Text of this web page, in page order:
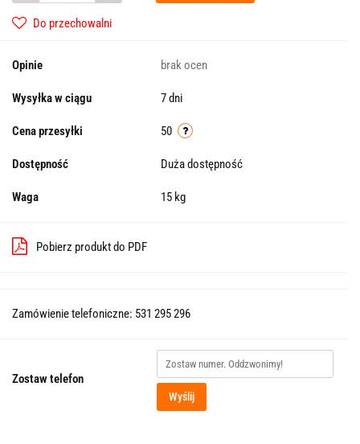
Do przechowalni
Opinie brak ocen
Wysyłka w ciągu 7 dni
Cena przesyłki 50
Dostępność Duża dostępność
Waga 15 kg
Pobierz produkt do PDF
Zamówienie telefoniczne: 531 295 296
Zostaw telefon
Wyślij